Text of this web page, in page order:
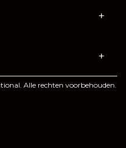
Alle rechten voorbehouden.